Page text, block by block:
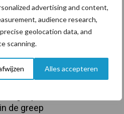
advertising and content,
audience research,
geolocation data, and
scanning.
Alles accepteren
Partner nieuws
de greep
meer